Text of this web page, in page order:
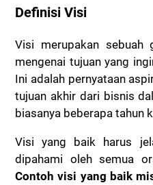
Definisi Visi
Visi merupakan sebuah
mengenai tujuan yang
Ini adalah pernyataan
tujuan akhir dari bisnis
biasanya beberapa tahun
Visi yang baik harus
dipahami oleh semua
Contoh visi yang baik